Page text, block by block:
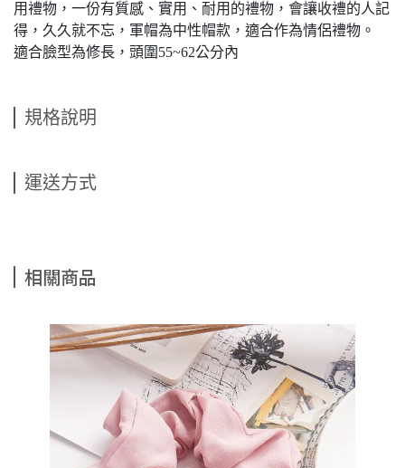
用禮物，一份有質感、實用、耐用的禮物，會讓收禮的人記
得，久久就不忘，軍帽為中性帽款，適合作為情侶禮物。
適合臉型為修長，頭圍55~62公分內
規格說明
運送方式
相關商品